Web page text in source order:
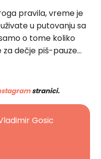
pravila, vreme je
u putovanju sa
o tome koliko
dečje piš-pauze…
stranici.
Gosic